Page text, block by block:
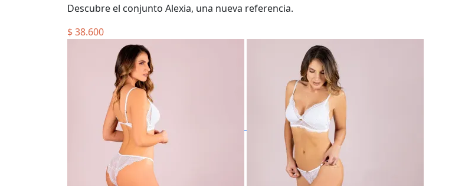
Descubre el conjunto Alexia, una nueva referencia.
$38.600